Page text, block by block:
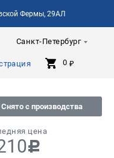
Фермы, 29АЛ
Санкт-Петербург
0 ₽
Снято с производства
цена
c